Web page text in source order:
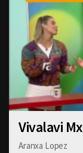
Vivalavi
Aranxa Lopez